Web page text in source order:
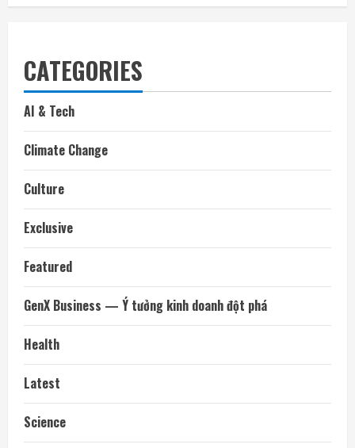
CATEGORIES
AI & Tech
Climate Change
Culture
Exclusive
Featured
GenX Business — Ý tưởng kinh doanh đột phá
Health
Latest
Science